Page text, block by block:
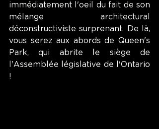
immédiatement l'oeil du fait de son
mélange architectural
déconstructiviste surprenant. De là,
vous serez aux abords de Queen's
Park, qui abrite le siège de
l'Assemblée législative de l'Ontario
!